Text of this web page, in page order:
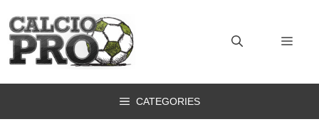
contenuto
CATEGORIES